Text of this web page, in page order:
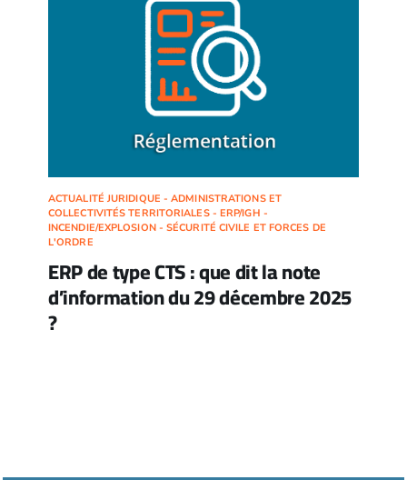
ACTUALITÉ JURIDIQUE - ADMINISTRATIONS ET
COLLECTIVITÉS TERRITORIALES - ERP/IGH -
INCENDIE/EXPLOSION - SÉCURITÉ CIVILE ET FORCES DE
L'ORDRE
ERP de type CTS : que dit la note
d’information du 29 décembre 2025
?